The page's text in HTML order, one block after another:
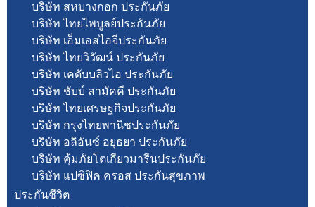
บริษัท สหบางกอก ประกันภัย
บริษัท ไทยไพบูลย์ประกันภัย
บริษัท เอ็มเอสไอจีประกันภัย
บริษัท ไทยวิวัฒน์ ประกันภัย
บริษัท เคดับบลิวไอ ประกันภัย
บริษัท ชับบ์ สามัคคี ประกันภัย
บริษัท ไทยเศรษฐกิจประกันภัย
บริษัท กรุงไทยพานิชประกันภัย
บริษัท อลิอันซ์ อยุธยา ประกันภัย
บริษัท คุ้มภัยโตเกียวมารีนประกันภัย
บริษัท แปซิฟิค ครอส ประกันสุขภาพ
ประกันชีวิต